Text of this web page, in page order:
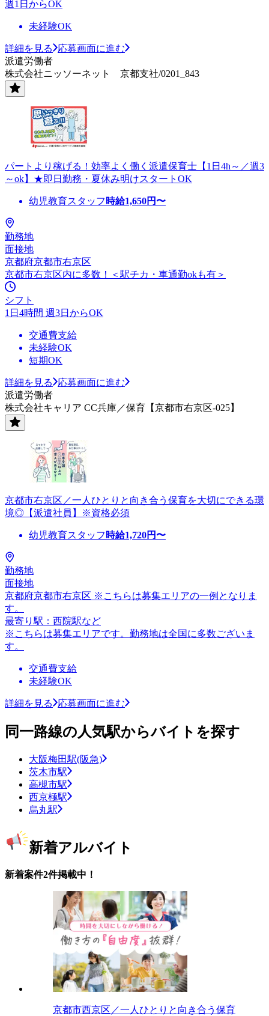
週1日からOK
未経験OK
詳細を見る
応募画面に進む
派遣労働者
株式会社ニッソーネット 京都支社/0201_843
パートより稼げる！効率よく働く派遣保育士【1日4h～／週3
～ok】★即日勤務・夏休み明けスタートOK
幼児教育スタッフ 時給1,650円〜
勤務地
面接地
京都府京都市右京区
京都市右京区内に多数！＜駅チカ・車通勤okも有＞
シフト
1日4時間 週3日からOK
交通費支給
未経験OK
短期OK
詳細を見る
応募画面に進む
派遣労働者
株式会社キャリア CC兵庫／保育【京都市右京区-025】
京都市右京区／一人ひとりと向き合う保育を大切にできる環
境◎【派遣社員】※資格必須
幼児教育スタッフ 時給1,720円〜
勤務地
面接地
京都府京都市右京区 ※こちらは募集エリアの一例となりま
す。
最寄り駅：西院駅など
※こちらは募集エリアです。勤務地は全国に多数ございま
す。
交通費支給
未経験OK
詳細を見る 応募画面に進む
同一路線の人気駅からバイトを探す
大阪梅田駅(阪急)
茨木市駅
高槻市駅
西京極駅
烏丸駅
新着アルバイト
新着案件2件掲載中！
京都市西京区／一人ひとりと向き合う保育